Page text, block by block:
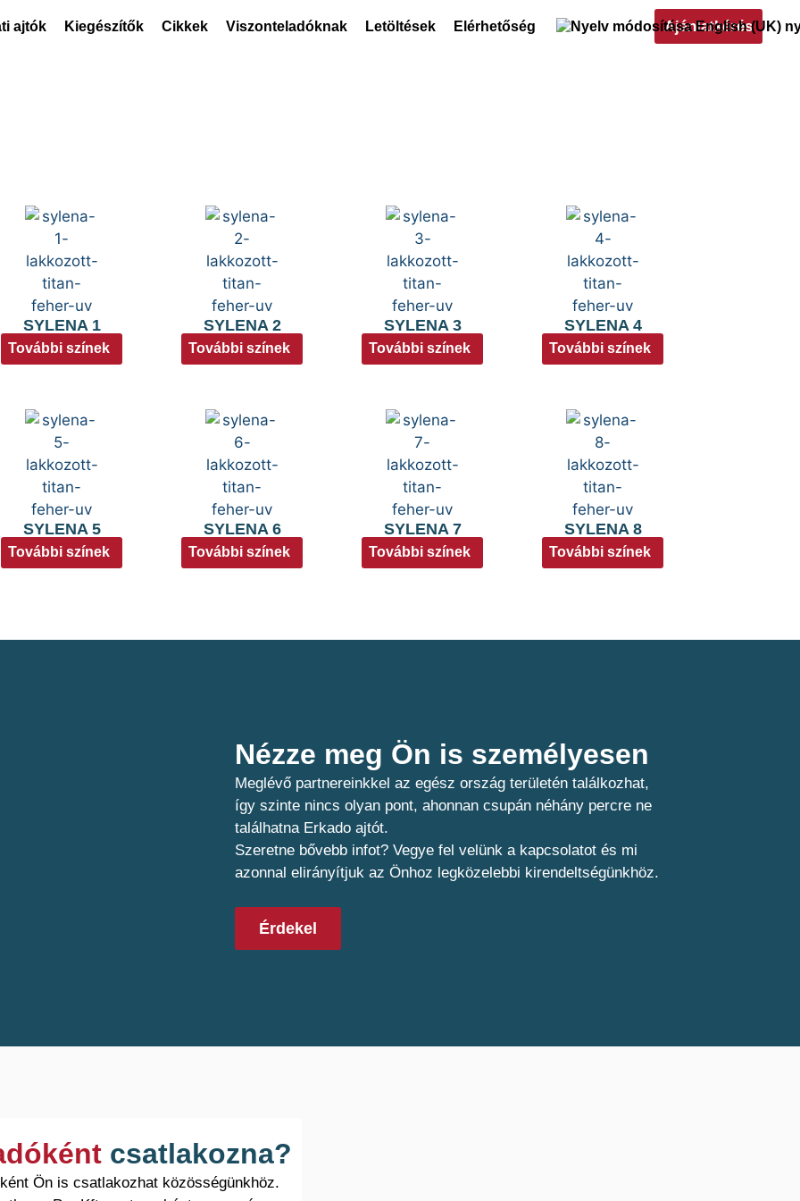
ajtók Kiegészítők Cikkek Viszonteladóknak Letöltések Elérhetőség Ajánlatkérés
SYLENA 1
További színek
SYLENA 2
További színek
SYLENA 3
További színek
SYLENA 4
További színek
SYLENA 5
További színek
SYLENA 6
További színek
SYLENA 7
További színek
SYLENA 8
További színek
Nézze meg Ön is személyesen​
Meglévő partnereinkkel az egész ország területén találkozhat,
így szinte nincs olyan pont, ahonnan csupán néhány percre ne
találhatna Erkado ajtót.
Szeretne bővebb infot? Vegye fel velünk a kapcsolatot és mi
azonnal elirányítjuk az Önhoz legközelebbi kirendeltségünkhöz.
Érdekel
csatlakozna?
Ön is csatlakozhat közösségünkhöz.